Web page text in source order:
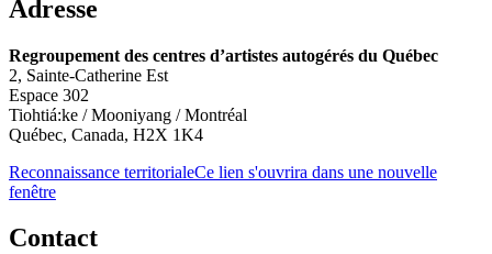
Adresse
Regroupement des centres d’artistes autogérés du Québec
2, Sainte-Catherine Est
Espace 302
Tiohtiá:ke / Mooniyang / Montréal
Québec, Canada, H2X 1K4
Reconnaissance territorialeCe lien s'ouvrira dans une nouvelle
fenêtre
Contact